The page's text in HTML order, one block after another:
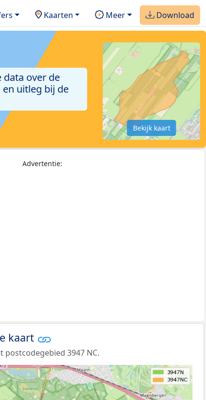
Kaarten Meer Download
data over de
uitleg bij de
Bekijk kaart
Advertentie:
kaart
postcodegebied 3947 NC.